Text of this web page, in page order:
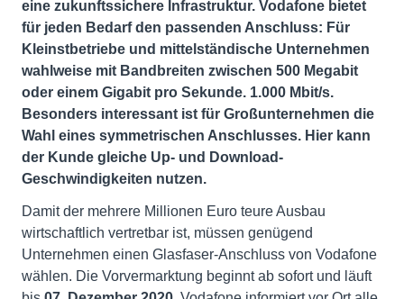
eine zukunftssichere Infrastruktur. Vodafone bietet
für jeden Bedarf den passenden Anschluss: Für
Kleinstbetriebe und mittelständische Unternehmen
wahlweise mit Bandbreiten zwischen 500 Megabit
oder einem Gigabit pro Sekunde. 1.000 Mbit/s.
Besonders interessant ist für Großunternehmen die
Wahl eines symmetrischen Anschlusses. Hier kann
der Kunde gleiche Up- und Download-
Geschwindigkeiten nutzen.
Damit der mehrere Millionen Euro teure Ausbau
wirtschaftlich vertretbar ist, müssen genügend
Unternehmen einen Glasfaser-Anschluss von Vodafone
wählen. Die Vorvermarktung beginnt ab sofort und läuft